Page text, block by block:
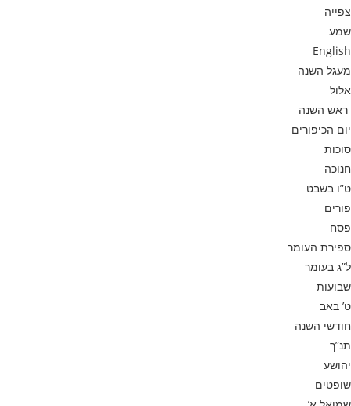
צפייה
שמע
English
מעגל השנה
אלול
ראש השנה
יום הכיפורים
סוכות
חנוכה
ט”ו בשבט
פורים
פסח
ספירת העומר
ל”ג בעומר
שבועות
ט’ באב
חודשי השנה
תנ”ך
יהושע
שופטים